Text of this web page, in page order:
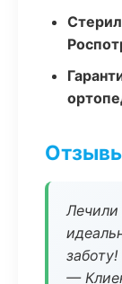
заботу!
—